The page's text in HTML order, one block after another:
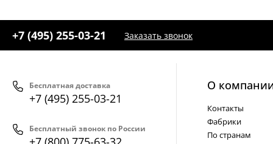
+7 (495) 255-03-21 Заказать звонок
Бесплатная доставка
+7 (495) 255-03-21
Бесплатный звонок по России
О
Контакты
Фабрики
По странам